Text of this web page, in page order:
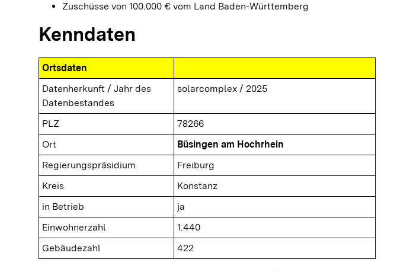
Zuschüsse von 100.000 € vom Land Baden-Württemberg
Kenndaten
Ortsdaten
Datenherkunft / Jahr des
Datenbestandes
solarcomplex / 2025
PLZ
78266
Ort
Büsingen am Hochrhein
Regierungspräsidium
Freiburg
Kreis
Konstanz
in Betrieb
ja
Einwohnerzahl
1.440
Gebäudezahl
422